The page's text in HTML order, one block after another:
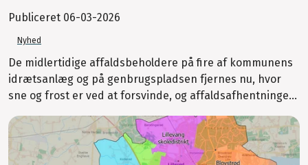
Publiceret 06-03-2026
Nyhed
De midlertidige affaldsbeholdere på fire af kommunens
idrætsanlæg og på genbrugspladsen fjernes nu, hvor
sne og frost er ved at forsvinde, og affaldsafhentninge...